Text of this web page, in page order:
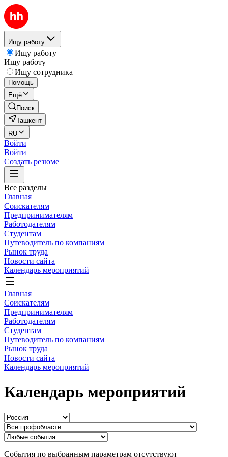
Ищу работу
Ищу работу
Ищу работу
Ищу сотрудника
Помощь
Ещё
Поиск
Ташкент
RU
Войти
Войти
Создать резюме
Все разделы
Главная
Соискателям
Предпринимателям
Работодателям
Студентам
Путеводитель по компаниям
Рынок труда
Новости сайта
Календарь мероприятий
Главная
Соискателям
Предпринимателям
Работодателям
Студентам
Путеводитель по компаниям
Рынок труда
Новости сайта
Календарь мероприятий
Календарь мероприятий
События по выбранным параметрам отсутствуют